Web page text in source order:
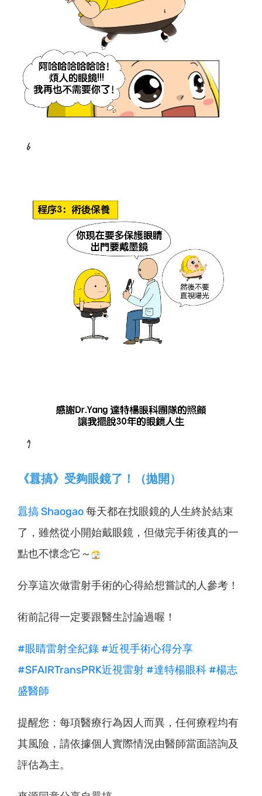
《囂搞》受夠眼鏡了！（拋開）
囂搞 Shaogao每天都在找眼鏡的人生終於結束
了，雖然從小開始戴眼鏡，但做完手術後真的一
點也不懷念它～
分享這次做雷射手術的心得給想嘗試的人參考！
術前記得一定要跟醫生討論過喔！
#眼睛雷射全紀錄 #近視手術心得分享
#SFAIRTransPRK近視雷射 #達特楊眼科 #楊志
盛醫師
提醒您：每項醫療行為因人而異，任何療程均有
其風險，請依據個人實際情況由醫師當面諮詢及
評估為主。